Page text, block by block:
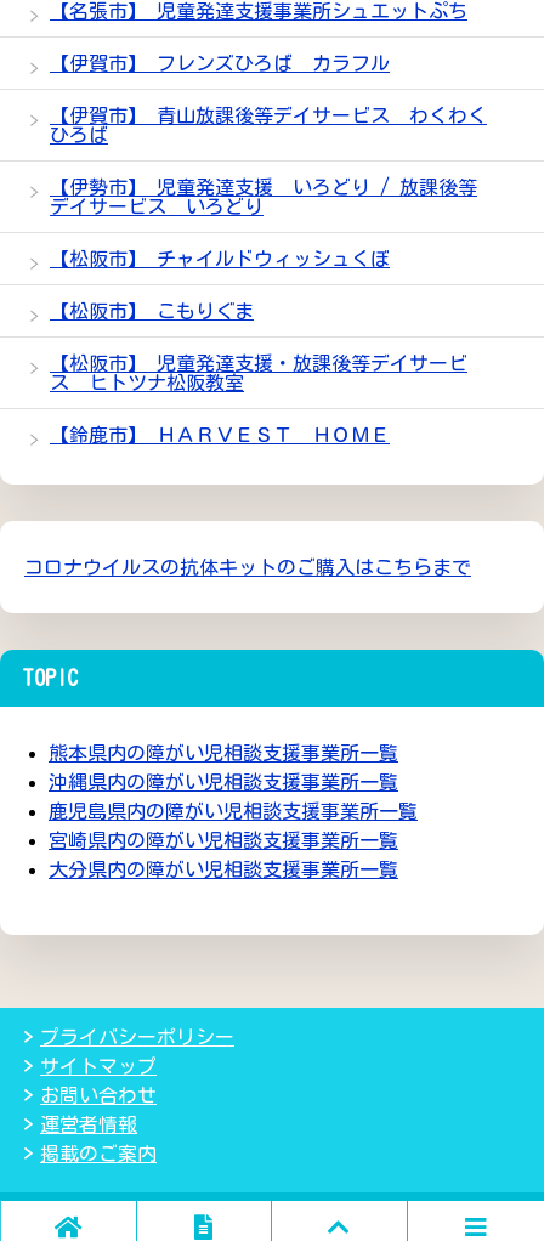
【名張市】 児童発達支援事業所シュエットぷち
【伊賀市】 フレンズひろば カラフル
【伊賀市】 青山放課後等デイサービス わくわく
ひろば
【伊勢市】 児童発達支援 いろどり / 放課後等
デイサービス いろどり
【松阪市】 チャイルドウィッシュくぼ
【松阪市】 こもりぐま
【松阪市】 児童発達支援・放課後等デイサービ
ス ヒトツナ松阪教室
【鈴鹿市】 ＨＡＲＶＥＳＴ ＨＯＭＥ
コロナウイルスの抗体キットのご購入はこちらまで
TOPIC
熊本県内の障がい児相談支援事業所一覧
沖縄県内の障がい児相談支援事業所一覧
鹿児島県内の障がい児相談支援事業所一覧
宮崎県内の障がい児相談支援事業所一覧
大分県内の障がい児相談支援事業所一覧
プライバシーポリシー
サイトマップ
お問い合わせ
運営者情報
掲載のご案内
(C) 2018児童発達支援・放課後等デイサービス検索